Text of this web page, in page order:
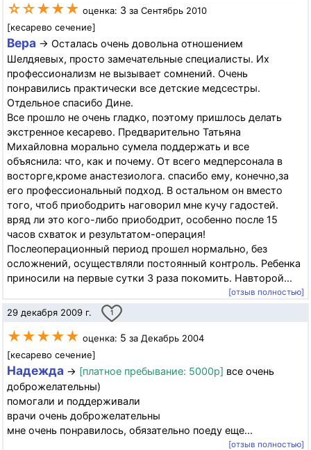
☆☆★★★ оценка: 3 за Сентябрь 2010
[кесарево сечение]
Вера → Осталась очень довольна отношением
Шелдяевых, просто замечательные специалисты. Их
профессионализм не вызывает сомнений. Очень
понравились практически все детские медсестры.
Отдельное спасибо Дине.
Все прошло не очень гладко, поэтому пришлось делать
экстренное кесарево. Предварительно Татьяна
Михайловна морально сумела поддержать и все
объяснила: что, как и почему. От всего медперсонала в
восторге,кроме анастезиолога. спасибо ему, конечно,за
его профессиональный подход. В остальном он вместо
того, чтоб приободрить наговорил мне кучу гадостей.
вряд ли это кого-либо приободрит, особенно после 15
часов схваток и результатом-операция!
Послеоперационный период прошел нормально, без
осложнений, осуществляли постоянный контроль. Ребенка
приносили на первые сутки 3 раза покомить. Навторой...
[отзыв полностью]
29 декабря 2009 г. 1
★★★★★ оценка: 5 за Декабрь 2004
[кесарево сечение]
Надежда → [платное пребывание: 5000р] все очень
доброжелательны)
помогали и поддерживали
врачи очень доброжелательны
мне очень понравилось, обязательно поеду еще...
[отзыв полностью]